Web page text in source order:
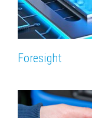
Foresight